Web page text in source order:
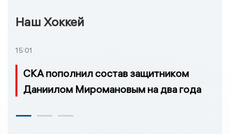
Наш Хоккей
15:01
СКА пополнил состав защитником
Даниилом Миромановым на два года